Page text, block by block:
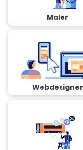
Maler
Webdesigner